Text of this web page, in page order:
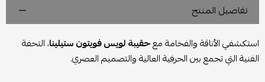
تفاصيل المنتج
استكشفي الأناقة والفخامة معحقيبة لويس فويتون ستيلينا، التحفة
الفنية التي تجمع بين الحرفية العالية والتصميم العصري.